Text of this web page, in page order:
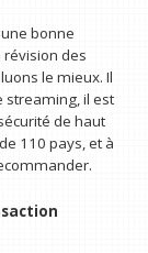
bonne
révision des
le mieux. Il
streaming, il est
de haut
110 pays, et à